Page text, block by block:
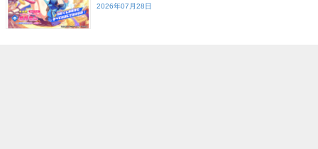
2026年07月28日